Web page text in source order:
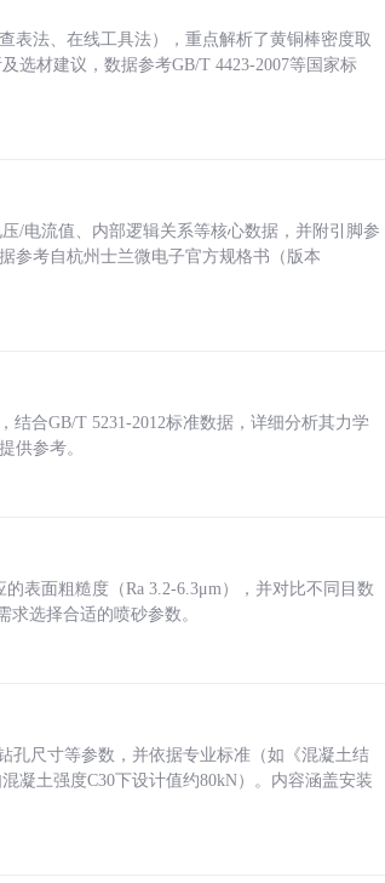
表法、在线工具法），重点解析了黄铜棒密度取
选材建议，数据参考GB/T 4423-2007等国家标
/电流值、内部逻辑关系等核心数据，并附引脚参
参考自杭州士兰微电子官方规格书（版本
结合GB/T 5231-2012标准数据，详细分析其力学
供参考。
表面粗糙度（Ra 3.2-6.3μm），并对比不同目数
求选择合适的喷砂参数。
孔尺寸等参数，并依据专业标准（如《混凝土结
凝土强度C30下设计值约80kN）。内容涵盖安装